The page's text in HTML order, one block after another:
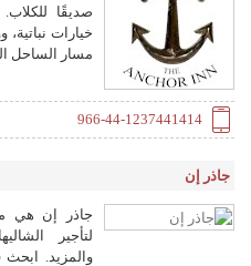
صديقًا
خيارات
مسار الساحل
966-44-1237441414
جاذر إن
جاذر إن هي
لتأجير